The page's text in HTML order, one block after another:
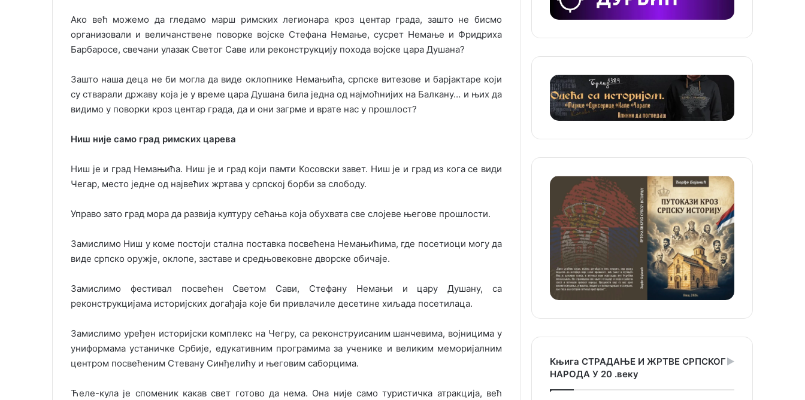
Ако већ можемо да гледамо марш римских легионара кроз центар града, зашто не бисмо
организовали и величанствене поворке војске Стефана Немање, сусрет Немање и Фридриха
Барбаросе, свечани улазак Светог Саве или реконструкцију похода војске цара Душана?
Зашто наша деца не би могла да виде оклопнике Немањића, српске витезове и барјактаре који
су стварали државу која је у време цара Душана била једна од најмоћнијих на Балкану… и њих да
видимо у поворки кроз центар града, да и они загрме и врате нас у прошлост?
Ниш није само град римских царева
Ниш је и град Немањића. Ниш је и град који памти Косовски завет. Ниш је и град из кога се види
Чегар, место једне од највећих жртава у српској борби за слободу.
Управо зато град мора да развија културу сећања која обухвата све слојеве његове прошлости.
Замислимо Ниш у коме постоји стална поставка посвећена Немањићима, где посетиоци могу да
виде српско оружје, оклопе, заставе и средњовековне дворске обичаје.
Замислимо фестивал посвећен Светом Сави, Стефану Немањи и цару Душану, са
реконструкцијама историјских догађаја које би привлачиле десетине хиљада посетилаца.
Замислимо уређен историјски комплекс на Чегру, са реконструисаним шанчевима, војницима у
униформама устаничке Србије, едукативним програмима за ученике и великим меморијалним
центром посвећеним Стевану Синђелићу и његовим саборцима.
Ћеле-кула је споменик какав свет готово да нема. Она није само туристичка атракција, већ
Књига СТРАДАЊЕ И ЖРТВЕ СРПСКОГ
НАРОДА У 20 .веку